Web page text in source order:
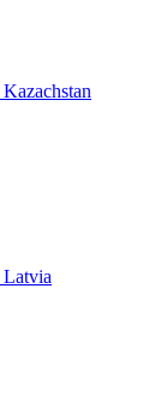
Kazachstan
Latvia